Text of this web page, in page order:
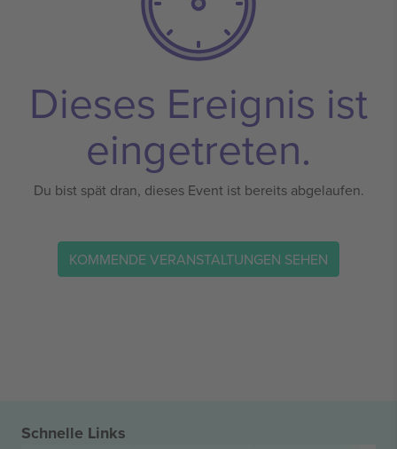
Dieses Ereignis ist
eingetreten.
Du bist spät dran, dieses Event ist bereits abgelaufen.
KOMMENDE VERANSTALTUNGEN SEHEN
Schnelle Links